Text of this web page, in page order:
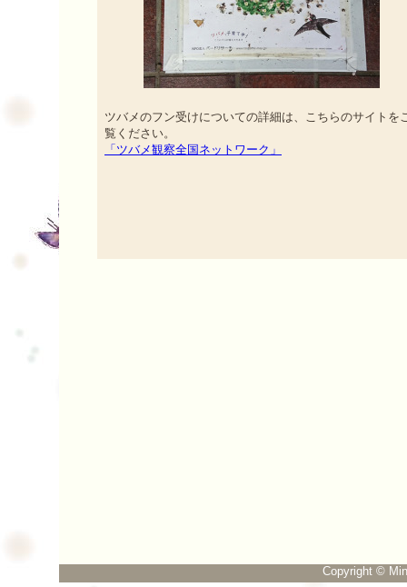
ツバメのフン受けについての詳細は、こちらのサイトを
覧ください。
「ツバメ観察全国ネットワーク」
Copyright ©